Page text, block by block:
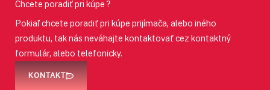
Chcete poradiť pri kúpe ?
Pokiaľ chcete poradiť pri kúpe prijímača, alebo iného
produktu, tak nás neváhajte kontaktovať cez kontaktný
formulár, alebo telefonicky.
KONTAKT